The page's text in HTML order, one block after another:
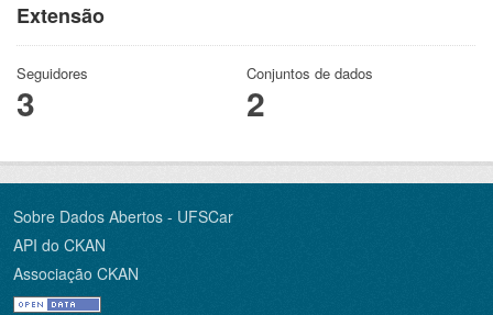
Extensão
Seguidores
3
Conjuntos de dados
2
Sobre Dados Abertos - UFSCar
API do CKAN
Associação CKAN